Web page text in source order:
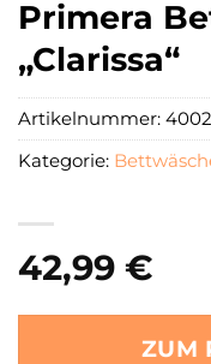
Primera
„Clarissa“
42,99 €
ZUM
Artikelnummer:
Kategorie: